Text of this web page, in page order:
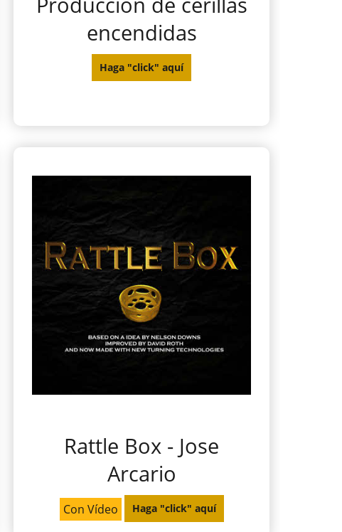
encendidas
Haga "click" aquí
Rattle Box - Jose
Arcario
Con Vídeo Haga "click" aquí